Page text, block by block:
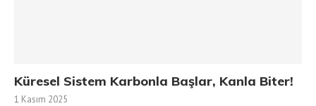
Küresel Sistem Karbonla Başlar, Kanla Biter!
1 Kasım 2025